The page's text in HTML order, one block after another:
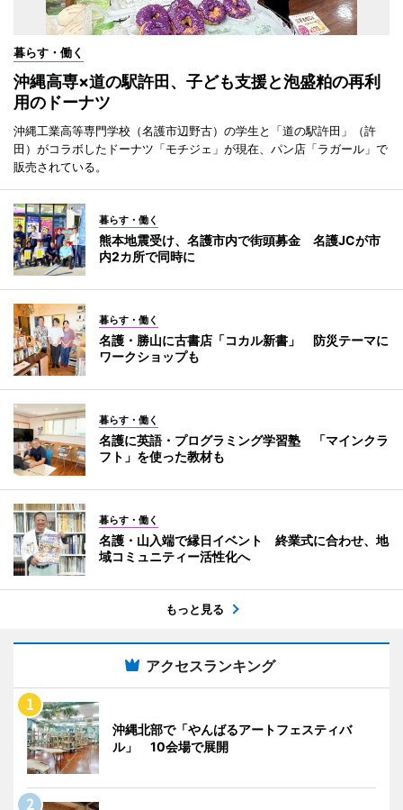
暮らす・働く
沖縄高専×道の駅許田、子ども支援と泡盛粕の再利
用のドーナツ
沖縄工業高等専門学校（名護市辺野古）の学生と「道の駅許田」（許
田）がコラボしたドーナツ「モチジェ」が現在、パン店「ラガール」で
販売されている。
暮らす・働く
熊本地震受け、名護市内で街頭募金 名護JCが市
内2カ所で同時に
暮らす・働く
名護・勝山に古書店「コカル新書」 防災テーマに
ワークショップも
暮らす・働く
名護に英語・プログラミング学習塾 「マインクラ
フト」を使った教材も
暮らす・働く
名護・山入端で縁日イベント 終業式に合わせ、地
域コミュニティー活性化へ
もっと見る
アクセスランキング
沖縄北部で「やんばるアートフェスティバ
ル」 10会場で展開